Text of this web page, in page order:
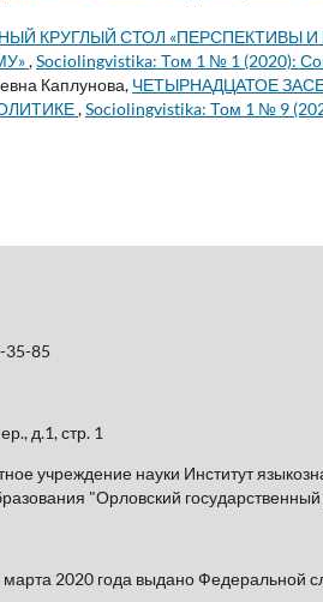
КРУГЛЫЙ СТОЛ «ПЕРСПЕКТИВЫ
,Sociolingvistika: Том 1 № 1 (2020):
Каплунова, ЧЕТЫРНАДЦАТОЕ
,Sociolingvistika: Том 1 № 9
35-85
д.1, стр. 1
учреждение науки Институт
"Орловский
2020 года выдано Федеральной